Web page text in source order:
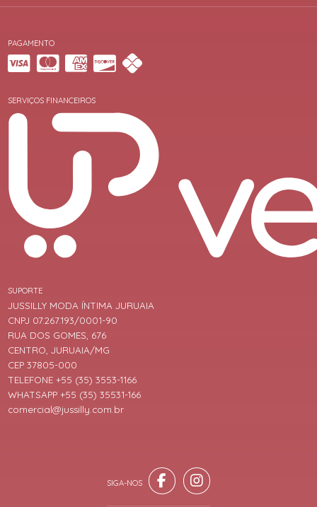
PAGAMENTO
SERVIÇOS FINANCEIROS
SUPORTE
JUSSILLY MODA ÍNTIMA JURUAIA
CNPJ 07.267.193/0001-90
RUA DOS GOMES, 676
CENTRO, JURUAIA/MG
CEP 37805-000
TELEFONE +55 (35) 3553-1166
WHATSAPP +55 (35) 35531-166
comercial@jussilly.com.br